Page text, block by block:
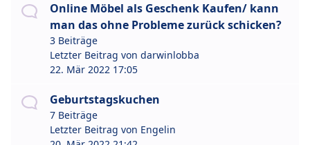
Online Möbel als Geschenk Kaufen/ kann
man das ohne Probleme zurück schicken?
3 Beiträge
Letzter Beitrag von darwinlobba
22. Mär 2022 17:05
Geburtstagskuchen
7 Beiträge
Letzter Beitrag von Engelin